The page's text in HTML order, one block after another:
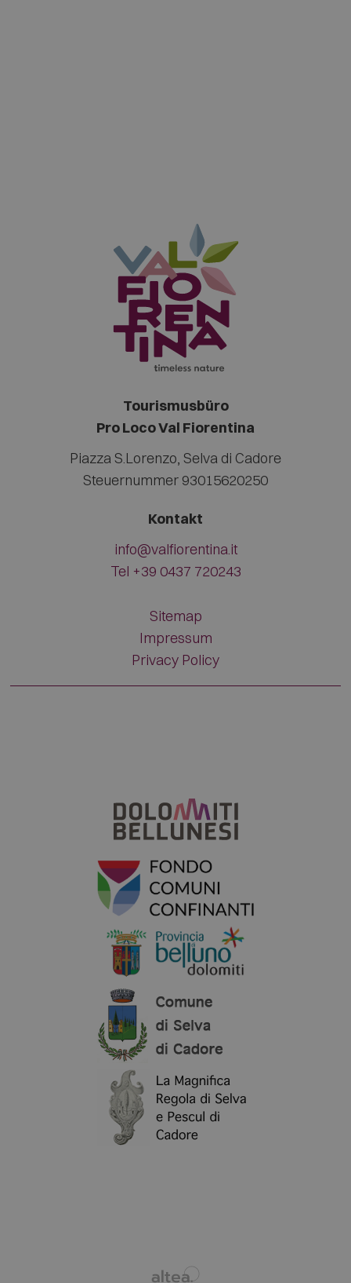
Tourismusbüro
Pro Loco Val Fiorentina
Piazza S.Lorenzo, Selva di Cadore
Steuernummer 93015620250
Kontakt
info@valfiorentina.it
Tel +39 0437 720243
Sitemap
Impressum
Privacy Policy